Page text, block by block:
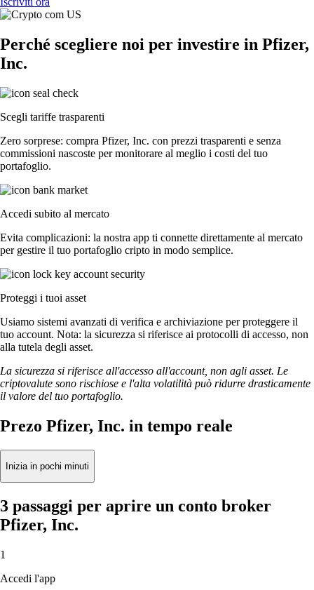
Perché scegliere noi per investire in Pfizer,
Inc.
Scegli tariffe trasparenti
Zero sorprese: compra Pfizer, Inc. con prezzi trasparenti e senza
commissioni nascoste per monitorare al meglio i costi del tuo
portafoglio.
Accedi subito al mercato
Evita complicazioni: la nostra app ti connette direttamente al mercato
per gestire il tuo portafoglio cripto in modo semplice.
Proteggi i tuoi asset
Usiamo sistemi avanzati di verifica e archiviazione per proteggere il
tuo account. Nota: la sicurezza si riferisce ai protocolli di accesso, non
alla tutela degli asset.
La sicurezza si riferisce all'accesso all'account, non agli asset. Le
criptovalute sono rischiose e l'alta volatilità può ridurre drasticamente
il valore del tuo portafoglio.
Prezo Pfizer, Inc. in tempo reale
Inizia in pochi minuti
3 passaggi per aprire un conto broker
Pfizer, Inc.
1
Accedi l'app